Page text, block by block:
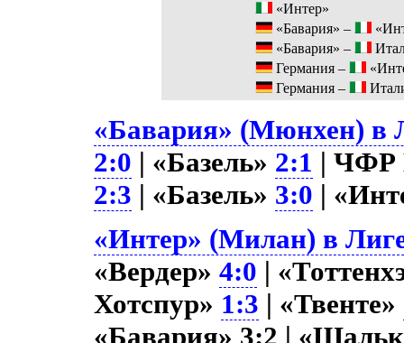
«Интер»
«Бавария» –
«Бавария» –
Германия –
Германия –
«Бавария» (Мюнхен) в
2:0 | «Базель» 2:1 | ЧФР
2:3 | «Базель» 3:0 |
«Интер» (Милан) в
«Вердер»4:0 |
Хотспур» 1:3 | «Твенте»
«Бавария» 3:2 |